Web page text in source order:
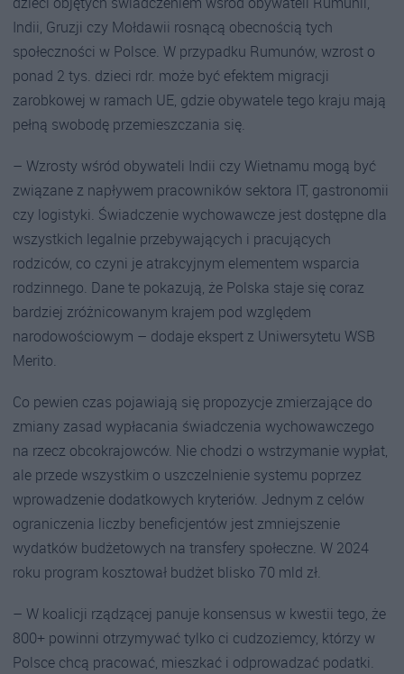
Indii, Gruzji czy Mołdawii rosnącą obecnością tych
społeczności w Polsce. W przypadku Rumunów, wzrost o
ponad 2 tys. dzieci rdr. może być efektem migracji
zarobkowej w ramach UE, gdzie obywatele tego kraju mają
pełną swobodę przemieszczania się.
– Wzrosty wśród obywateli Indii czy Wietnamu mogą być
związane z napływem pracowników sektora IT, gastronomii
czy logistyki. Świadczenie wychowawcze jest dostępne dla
wszystkich legalnie przebywających i pracujących
rodziców, co czyni je atrakcyjnym elementem wsparcia
rodzinnego. Dane te pokazują, że Polska staje się coraz
bardziej zróżnicowanym krajem pod względem
narodowościowym – dodaje ekspert z Uniwersytetu WSB
Merito.
Co pewien czas pojawiają się propozycje zmierzające do
zmiany zasad wypłacania świadczenia wychowawczego
na rzecz obcokrajowców. Nie chodzi o wstrzymanie wypłat,
ale przede wszystkim o uszczelnienie systemu poprzez
wprowadzenie dodatkowych kryteriów. Jednym z celów
ograniczenia liczby beneficjentów jest zmniejszenie
wydatków budżetowych na transfery społeczne. W 2024
roku program kosztował budżet blisko 70 mld zł.
– W koalicji rządzącej panuje konsensus w kwestii tego, że
800+ powinni otrzymywać tylko ci cudzoziemcy, którzy w
Polsce chcą pracować, mieszkać i odprowadzać podatki.